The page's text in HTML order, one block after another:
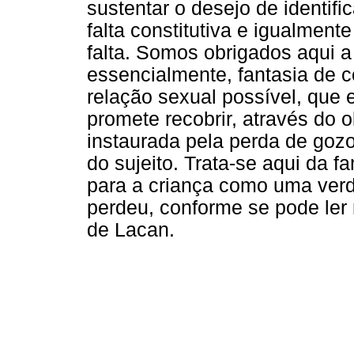
sustentar o desejo de
falta constitutiva e
falta. Somos obrigados aqui
essencialmente, fantasia de
relação sexual possível, que
promete recobrir, através do
instaurada pela perda de
do sujeito. Trata-se aqui da
para a criança como uma
perdeu, conforme se pode
de Lacan.